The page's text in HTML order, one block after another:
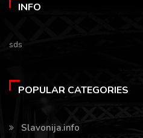
INFO
sds
POPULAR CATEGORIES
Slavonija.info